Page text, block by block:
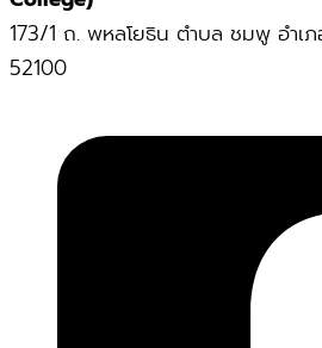
173/1 ถ. พหลโยธิน ตำบล ชมพู อำเภ
52100